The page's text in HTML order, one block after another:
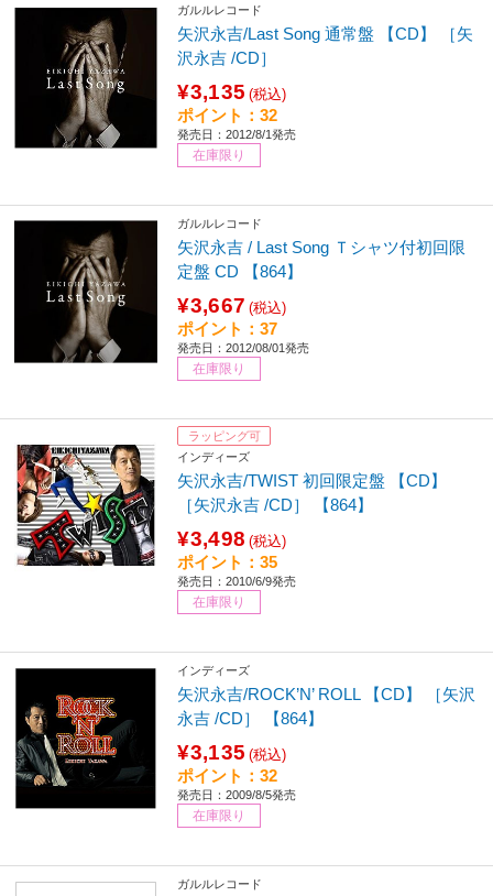
ガルルレコード
矢沢永吉/Last Song 通常盤 【CD】 ［矢
沢永吉 /CD］
¥3,135 (税込)
ポイント：32
発売日：2012/8/1発売
在庫限り
ガルルレコード
矢沢永吉 / Last Song Ｔシャツ付初回限
定盤 CD 【864】
¥3,667 (税込)
ポイント：37
発売日：2012/08/01発売
在庫限り
ラッピング可
インディーズ
矢沢永吉/TWIST 初回限定盤 【CD】
［矢沢永吉 /CD］ 【864】
¥3,498 (税込)
ポイント：35
発売日：2010/6/9発売
在庫限り
インディーズ
矢沢永吉/ROCK’N’ ROLL 【CD】 ［矢沢
永吉 /CD］ 【864】
¥3,135 (税込)
ポイント：32
発売日：2009/8/5発売
在庫限り
ガルルレコード